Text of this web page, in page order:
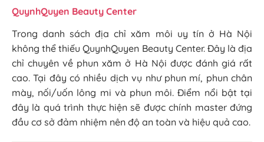
QuynhQuyen Beauty Center
Trong danh sách địa chỉ xăm môi uy tín ở Hà Nội
không thể thiếu QuynhQuyen Beauty Center. Đây là địa
chỉ chuyên về phun xăm ở Hà Nội được đánh giá rất
cao. Tại đây có nhiều dịch vụ như phun mí, phun chân
mày, nối/uốn lông mi và phun môi. Điểm nổi bật tại
đây là quá trình thực hiện sẽ được chính master đứng
đầu cơ sở đảm nhiệm nên độ an toàn và hiệu quả cao.